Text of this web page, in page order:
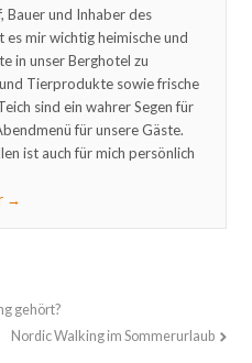
Bauer und Inhaber des
es mir wichtig heimische und
in unser Berghotel zu
Tierprodukte sowie frische
sind ein wahrer Segen für
für unsere Gäste.
ist auch für mich persönlich
→
gehört?
Nordic Walking im Sommerurlaub